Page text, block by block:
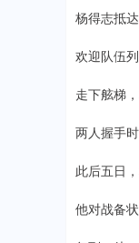
杨得志抵
欢迎队伍
走下舷梯
两人握手
此后五日
他对战备